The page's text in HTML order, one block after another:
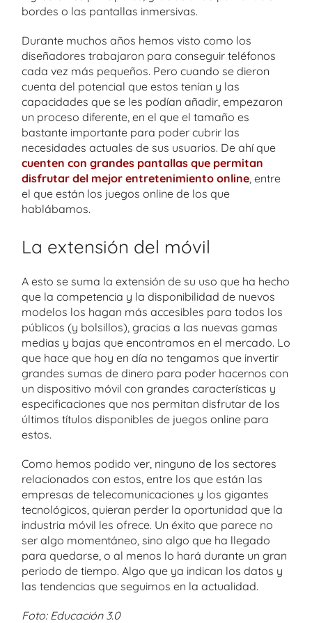
bordes o las pantallas inmersivas.
Durante muchos años hemos visto como los
diseñadores trabajaron para conseguir teléfonos
cada vez más pequeños. Pero cuando se dieron
cuenta del potencial que estos tenían y las
capacidades que se les podían añadir, empezaron
un proceso diferente, en el que el tamaño es
bastante importante para poder cubrir las
necesidades actuales de sus usuarios. De ahí que
cuenten con grandes pantallas que permitan
disfrutar del mejor entretenimiento online, entre
el que están los juegos online de los que
hablábamos.
La extensión del móvil
A esto se suma la extensión de su uso que ha hecho
que la competencia y la disponibilidad de nuevos
modelos los hagan más accesibles para todos los
públicos (y bolsillos), gracias a las nuevas gamas
medias y bajas que encontramos en el mercado. Lo
que hace que hoy en día no tengamos que invertir
grandes sumas de dinero para poder hacernos con
un dispositivo móvil con grandes características y
especificaciones que nos permitan disfrutar de los
últimos títulos disponibles de juegos online para
estos.
Como hemos podido ver, ninguno de los sectores
relacionados con estos, entre los que están las
empresas de telecomunicaciones y los gigantes
tecnológicos, quieran perder la oportunidad que la
industria móvil les ofrece. Un éxito que parece no
ser algo momentáneo, sino algo que ha llegado
para quedarse, o al menos lo hará durante un gran
periodo de tiempo. Algo que ya indican los datos y
las tendencias que seguimos en la actualidad.
Foto: Educación 3.0